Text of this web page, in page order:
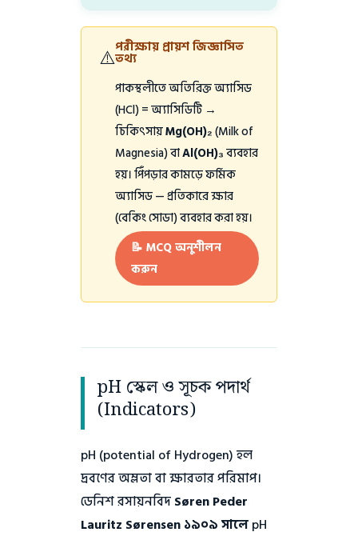
⚠️পরীক্ষায় প্রায়শ জিজ্ঞাসিত
তথ্য
পাকস্থলীতে অতিরিক্ত অ্যাসিড
(HCl) = অ্যাসিডিটি →
চিকিৎসায়Mg(OH)₂(Milk of
Magnesia) বাAl(OH)₃ব্যবহার
হয়। পিঁপড়ার কামড়ে ফর্মিক
অ্যাসিড — প্রতিকারে ক্ষার
(বেকিং সোডা) ব্যবহার করা হয়।
📝 MCQ অনুশীলন
করুন
pH স্কেল ও সূচক পদার্থ
(Indicators)
pH (potential of Hydrogen) হল
দ্রবণের অম্লতা বা ক্ষারতার পরিমাপ।
ডেনিশ রসায়নবিদSøren Peder
Lauritz Sørensen ১৯০৯ সালেpH